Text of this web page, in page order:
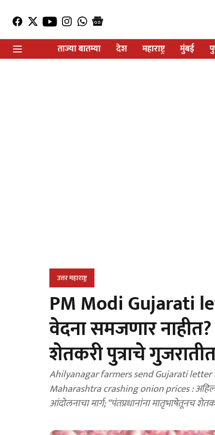
ताज्या बातम्या
देश महाराष्ट्र मुंबई
उत्तर महाराष्ट्र
PM Modi Gujarati
वेदना समजणार
शेतकरी पुत्राचे
Ahilyanagar farmers send Gujarati
Maharashtra crashing onion prices :
आंदोलनाचा मार्ग; “पंतप्रधानांना मातृभाषेतूनच